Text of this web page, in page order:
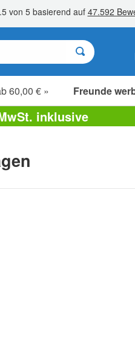
60,00 € » Freunde
Artikel
inklusive